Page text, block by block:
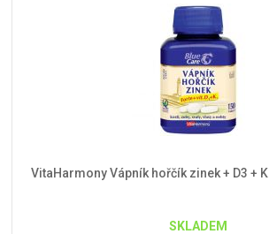
VitaHarmony Vápník hořčík zinek + D3 +
SKLADEM